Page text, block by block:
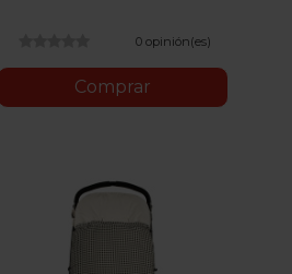
0 opinión(es)
Comprar